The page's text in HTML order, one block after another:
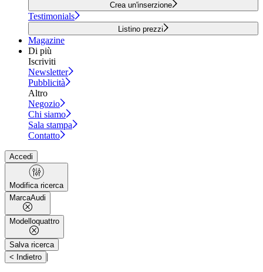
Crea un'inserzione
Testimonials
Listino prezzi
Magazine
Di più
Iscriviti
Newsletter
Pubblicità
Altro
Negozio
Chi siamo
Sala stampa
Contatto
Accedi
Modifica ricerca
MarcaAudi
Modelloquattro
Salva ricerca
< Indietro |